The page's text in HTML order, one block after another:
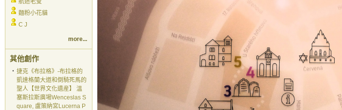
航迷老叟
麵粉小花貓
C J
more...
其他創作
‧ 捷克《布拉格》-布拉格的
凱達格蘭大道和倒騎死馬的
聖人【世界文化遺産】 溫
塞斯拉斯廣場Wenceslas S
quare, 盧策納宮Lucerna P